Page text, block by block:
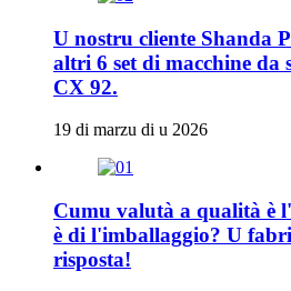
U nostru cliente Shanda
altri 6 set di macchine da
CX 92.
19 di marzu di u 2026
Cumu valutà a qualità è
è di l'imballaggio? U
risposta!